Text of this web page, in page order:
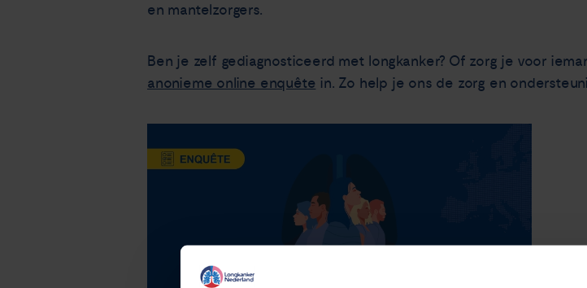
en mantelzorgers.
Ben je zelf gediagnosticeerd met longkanker? Of zorg je voor
anonieme online enquête in. Zo help je ons de zorg en